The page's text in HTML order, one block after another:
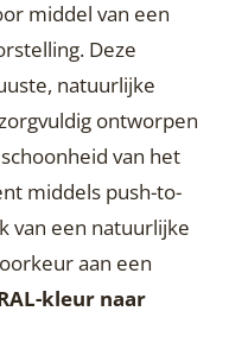
middel van een
Deze
natuurlijke
ontworpen
van het
middels push-to-
van een natuurlijke
aan een
kleur naar